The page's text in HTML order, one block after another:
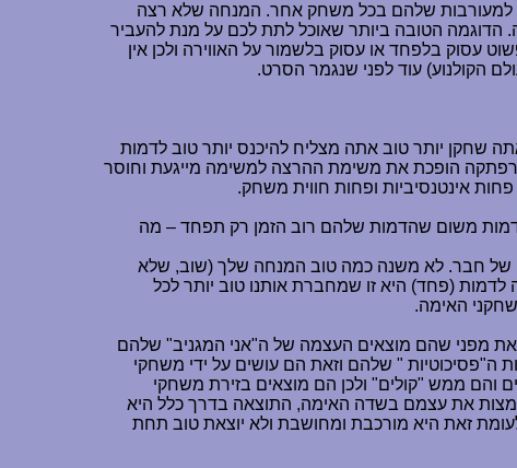
למעורבות שלהם בכל משחק אחר. המנחה שלא רצה
הדוגמה הטובה ביותר שאוכל לתת לכם על מנת להעביר
בלפחד או עסוק בלשמור על האווירה ולכן אין
הקולנוע) עוד לפני שנגמר הסרט.
שחקן יותר טוב אתה מצליח להיכנס יותר טוב לדמות
הופכת את משימת ההרצה למשימה מייגעת וחוסר
אינטנסיביות ופחות חווית משחק.
משום שהדמות שלהם רוב הזמן רק תפחד – מה
של חבר. לא משנה כמה טוב המנחה שלך (שוב, שלא
(פחד) היא זו שמחברת אותנו טוב יותר לכל
האימה.
מפני שהם מוצאים העצמה של ה"אני המגניב" שלהם
ה"פסיכוטיות " שלהם וזאת הם עושים על ידי משחקי
והם ממש "קולים" ולכן הם מוצאים בזירת משחקי
את עצמם בשדה האימה, התוצאה בדרך כלל היא
לעומת זאת היא מורכבת ומחושבת ולא יוצאת טוב תחת